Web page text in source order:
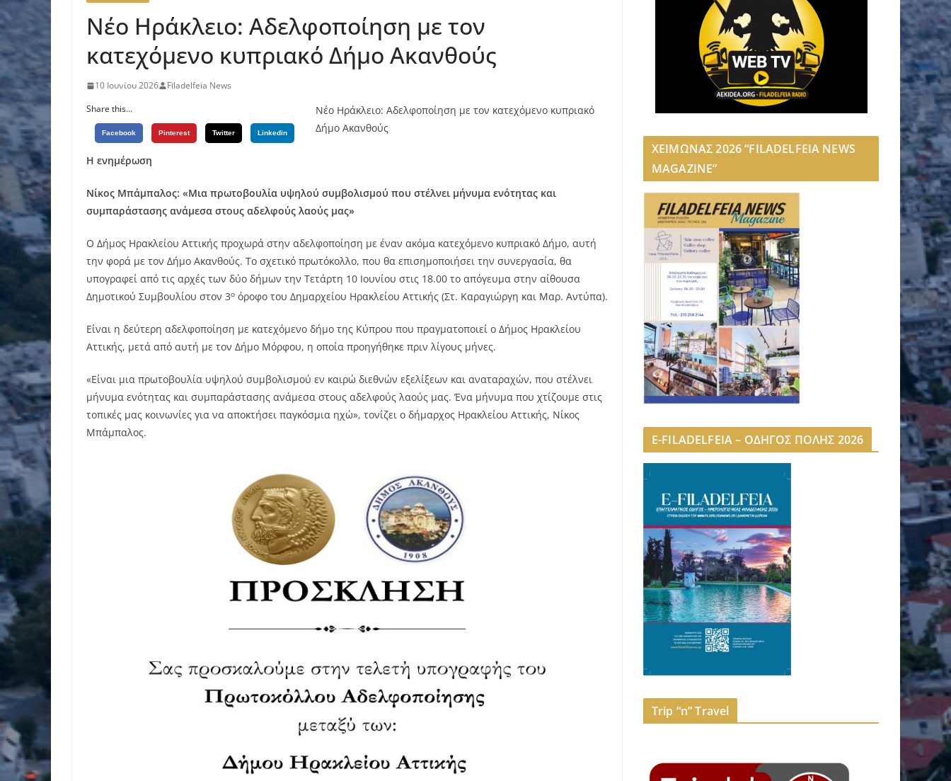
Νέο Ηράκλειο: Αδελφοποίηση με τον
κατεχόμενο κυπριακό Δήμο Ακανθούς
10 Ιουνίου 2026
Filadelfeia News
Share this...
Facebook Pinterest Twitter Linkedin
Νέο Ηράκλειο: Αδελφοποίηση με τον κατεχόμενο κυπριακό
Δήμο Ακανθούς
Η ενημέρωση
Νίκος Μπάμπαλος: «Μια πρωτοβουλία υψηλού συμβολισμού που στέλνει μήνυμα ενότητας και
συμπαράστασης ανάμεσα στους αδελφούς λαούς μας»
Ο Δήμος Ηρακλείου Αττικής προχωρά στην αδελφοποίηση με έναν ακόμα κατεχόμενο κυπριακό Δήμο, αυτή
την φορά με τον Δήμο Ακανθούς. Το σχετικό πρωτόκολλο, που θα επισημοποιήσει την συνεργασία, θα
υπογραφεί από τις αρχές των δύο δήμων την Τετάρτη 10 Ιουνίου στις 18.00 το απόγευμα στην αίθουσα
Δημοτικού Συμβουλίου στον 3ο όροφο του Δημαρχείου Ηρακλείου Αττικής (Στ. Καραγιώργη και Μαρ. Αντύπα).
Είναι η δεύτερη αδελφοποίηση με κατεχόμενο δήμο της Κύπρου που πραγματοποιεί ο Δήμος Ηρακλείου
Αττικής, μετά από αυτή με τον Δήμο Μόρφου, η οποία προηγήθηκε πριν λίγους μήνες.
«Είναι μια πρωτοβουλία υψηλού συμβολισμού εν καιρώ διεθνών εξελίξεων και αναταραχών, που στέλνει
μήνυμα ενότητας και συμπαράστασης ανάμεσα στους αδελφούς λαούς μας. Ένα μήνυμα που χτίζουμε στις
τοπικές μας κοινωνίες για να αποκτήσει παγκόσμια ηχώ», τονίζει ο δήμαρχος Ηρακλείου Αττικής, Νίκος
Μπάμπαλος.
ΧΕΙΜΩΝΑΣ 2026 “FILADELFEIA NEWS
MAGAZINE”
E-FILADELFEIA – ΟΔΗΓΟΣ ΠΟΛΗΣ 2026
Trip “n” Travel